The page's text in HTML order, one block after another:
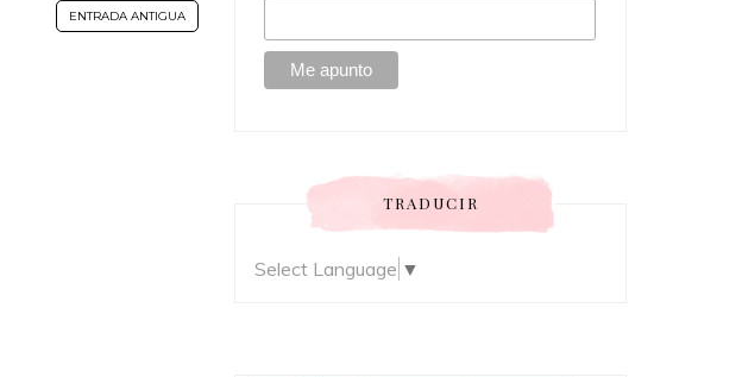
ENTRADA ANTIGUA
TRADUCIR
Select Language ▼